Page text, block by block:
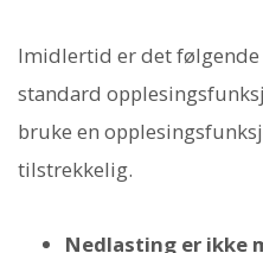
Imidlertid er det
standard
bruke en
tilstrekkelig.
Nedlasting er ikke